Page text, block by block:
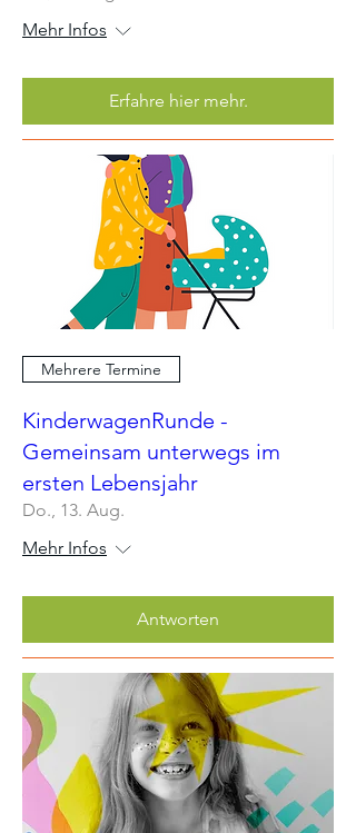
Mehr Infos
Erfahre hier mehr.
Mehrere Termine
KinderwagenRunde -
Gemeinsam unterwegs im
ersten Lebensjahr
Do., 13. Aug.
Mehr Infos
Antworten